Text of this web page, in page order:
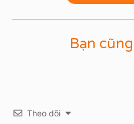
Bạn
Theo dõi